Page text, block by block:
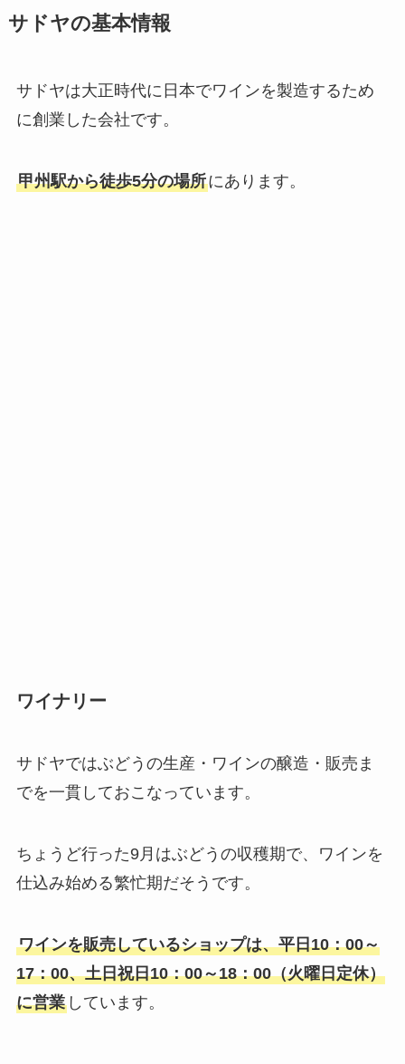
サドヤの基本情報
サドヤは大正時代に日本でワインを製造するため
に創業した会社です。
甲州駅から徒歩5分の場所にあります。
ワイナリー
サドヤではぶどうの生産・ワインの醸造・販売ま
でを一貫しておこなっています。
ちょうど行った9月はぶどうの収穫期で、ワインを
仕込み始める繁忙期だそうです。
ワインを販売しているショップは、平日10：00～
17：00、土日祝日10：00～18：00（火曜日定休）
に営業しています。